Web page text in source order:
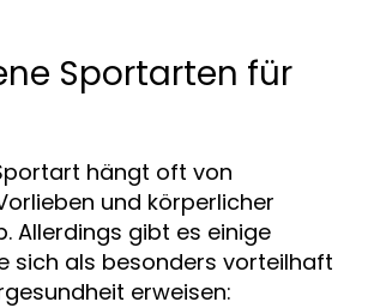
Sportarten für
hängt oft von
und körperlicher
Allerdings gibt es einige
sich als besonders vorteilhaft
erweisen: